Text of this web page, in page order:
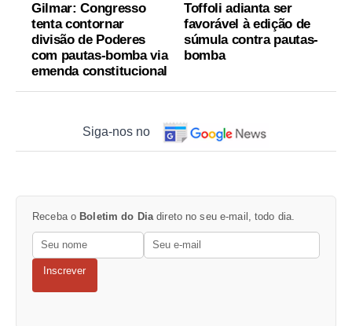
Gilmar: Congresso
tenta contornar
divisão de Poderes
com pautas-bomba via
emenda constitucional
Toffoli adianta ser
favorável à edição de
súmula contra pautas-
bomba
Siga-nos no
Receba o Boletim do Diadireto no seu e-mail, todo dia.
Inscrever